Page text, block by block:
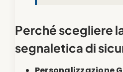
Perché scegliere
segnaletica di